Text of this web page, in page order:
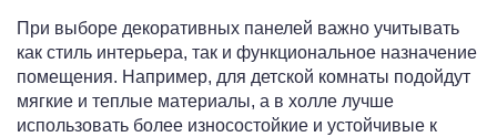
При выборе декоративных панелей важно учитывать
как стиль интерьера, так и функциональное назначение
помещения. Например, для детской комнаты подойдут
мягкие и теплые материалы, а в холле лучше
использовать более износостойкие и устойчивые к